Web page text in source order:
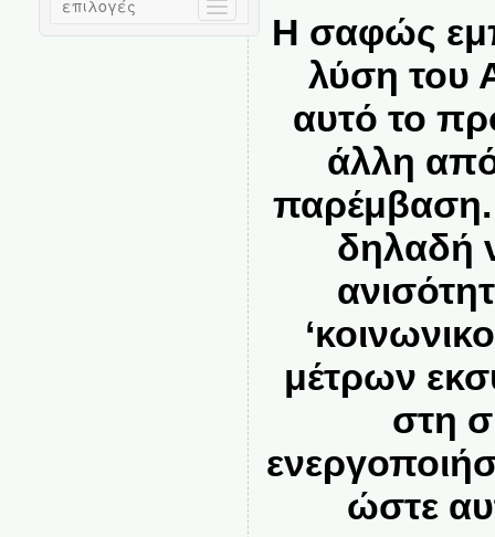
Η σαφώς
λύση του
αυτό το
άλλη
δηλαδή
μέτρων
στη
ώστε